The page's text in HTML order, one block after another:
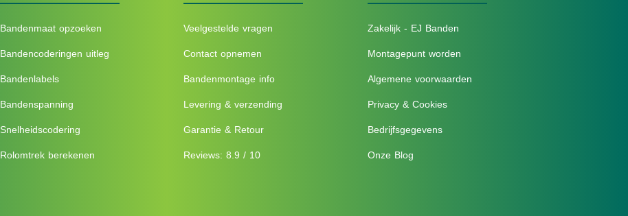
Bandenmaat opzoeken
Bandencoderingen uitleg
Bandenlabels
Bandenspanning
Snelheidscodering
Rolomtrek berekenen
Veelgestelde vragen
Contact opnemen
Bandenmontage info
Levering & verzending
Garantie & Retour
Reviews: 8.9 / 10
Zakelijk - EJ Banden
Montagepunt worden
Algemene voorwaarden
Privacy & Cookies
Bedrijfsgegevens
Onze Blog